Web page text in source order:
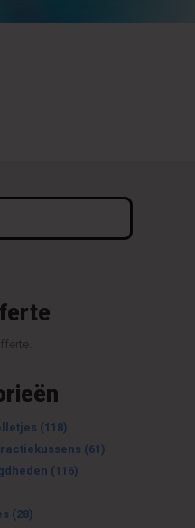
(118)
(61)
(116)
(28)